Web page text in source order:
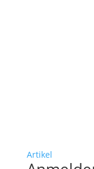
Artikel